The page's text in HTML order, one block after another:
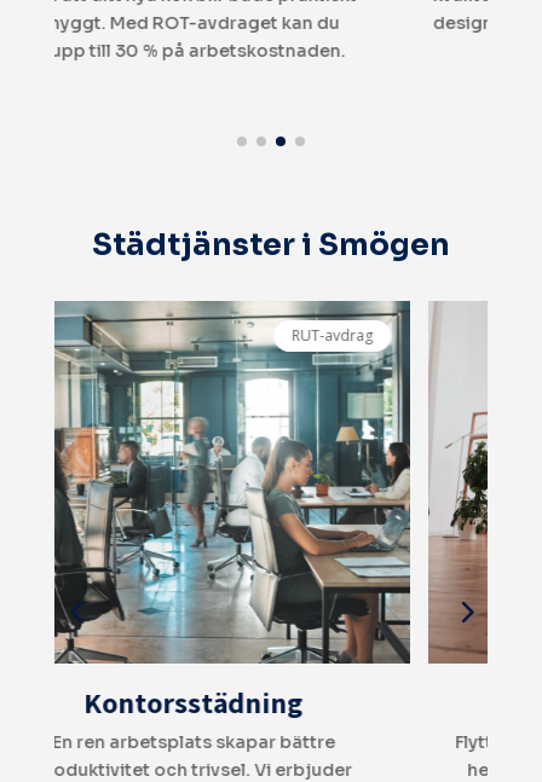
design. ROT-avdraget gör det mer prisvärt!
Städtjänster i Smögen
RUT-avdrag
Flyttstädning
Flyttstäd kan vara stressigt – vi tar hand om
hela processen, från golv till tak. Vi följer